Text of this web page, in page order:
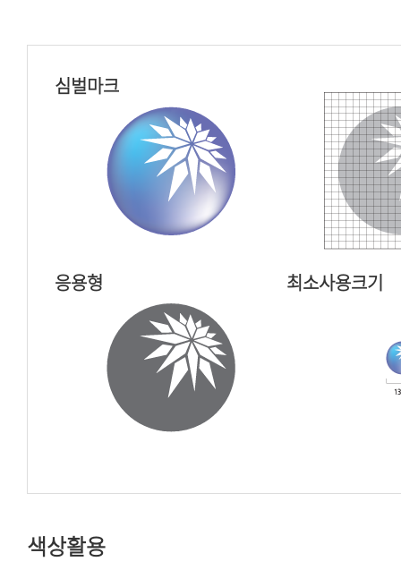
심벌마크
응용형 최소사용크기
색상활용